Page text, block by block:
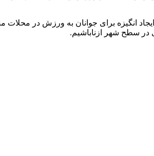
انگیزه برای جوانان به ورزش در محلات
در سطح شهر ازناباشیم.